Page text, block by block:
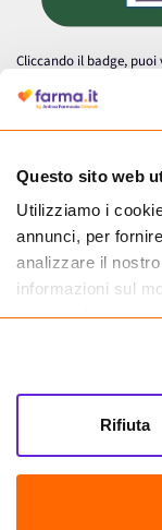
Questo sito web
Utilizziamo i
annunci, per
analizzare il
informazioni sul
partner che si
informazioni che
tuo utilizzo dei
Rifiuta
Cliccando il badge,
autorizzata dal
medicinali.
Farma.it S.a.s. P. IVA
CREDITS
Sede legale Via delle